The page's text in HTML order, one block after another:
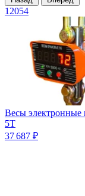
12054
Весы
5T
37 687 ₽